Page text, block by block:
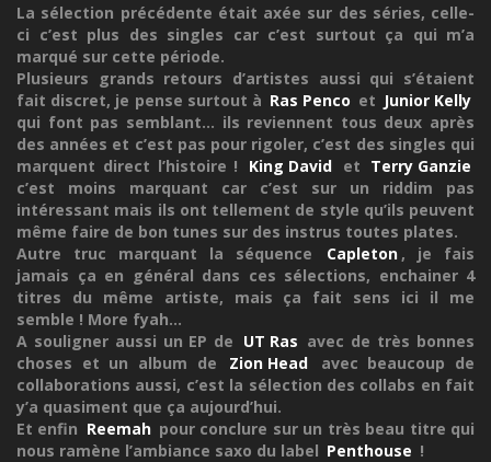
La sélection précédente était axée sur des séries, celle-
ci c’est plus des singles car c’est surtout ça qui m’a
marqué sur cette période.
Plusieurs grands retours d’artistes aussi qui s’étaient
fait discret, je pense surtout à Ras Penco et Junior Kelly
qui font pas semblant... ils reviennent tous deux après
des années et c’est pas pour rigoler, c’est des singles qui
marquent direct l’histoire !
King David et Terry Ganzie
c’est moins marquant car c’est sur un riddim pas
intéressant mais ils ont tellement de style qu’ils peuvent
même faire de bon tunes sur des instrus toutes plates.
Autre truc marquant la séquence
Capleton , je fais
jamais ça en général dans ces sélections, enchainer 4
titres du même artiste, mais ça fait sens ici il me
semble ! More fyah...
A souligner aussi un EP de UT Ras avec de très bonnes
choses et un album de
Zion Head
avec beaucoup de
collaborations aussi, c’est la sélection des collabs en fait
y’a quasiment que ça aujourd’hui.
Et enfin Reemah pour conclure sur un très beau titre qui
nous ramène l’ambiance saxo du label Penthouse !